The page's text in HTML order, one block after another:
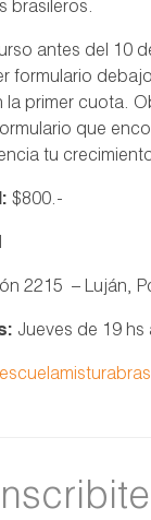
brasileros.
antes del 10
formulario
la primer cuota.
que
tu
$800.-
2215 – Luján,
Jueves de 19 hs